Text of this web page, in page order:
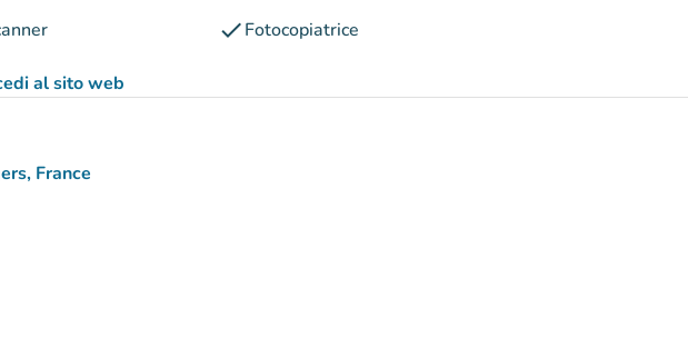
checkFotocopiatrice
al sito web
(nuova scheda)
France
Maps)